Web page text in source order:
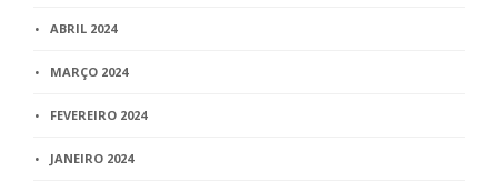
ABRIL 2024
MARÇO 2024
FEVEREIRO 2024
JANEIRO 2024